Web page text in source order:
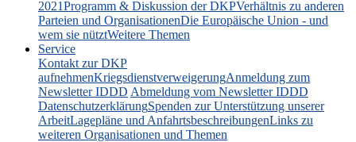
2021Programm & Diskussion der DKPVerhältnis zu anderen
Parteien und OrganisationenDie Europäische Union - und
wem sie nütztWeitere Themen
Service
Kontakt zur DKP
aufnehmenKriegsdienstverweigerungAnmeldung zum
Newsletter IDDD Abmeldung vom Newsletter IDDD
DatenschutzerklärungSpenden zur Unterstützung unserer
ArbeitLagepläne und AnfahrtsbeschreibungenLinks zu
weiteren Organisationen und Themen